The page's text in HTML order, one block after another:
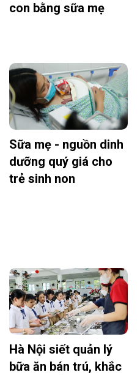
con bằng sữa mẹ
Sữa mẹ - nguồn dinh
dưỡng quý giá cho
trẻ sinh non
Hà Nội siết quản lý
bữa ăn bán trú, khắc